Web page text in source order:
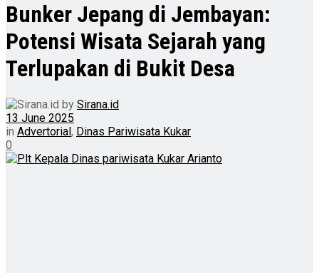
Bunker Jepang di Jembayan:
Potensi Wisata Sejarah yang
Terlupakan di Bukit Desa
by Sirana.id
13 June 2025
in Advertorial, Dinas Pariwisata Kukar
0